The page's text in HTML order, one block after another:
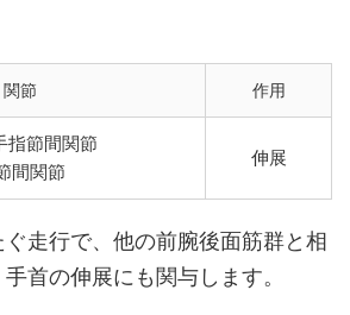
関節 作用
指節間関節
間関節
伸展
ぐ走行で、他の前腕後面筋群と相
首の伸展にも関与します。